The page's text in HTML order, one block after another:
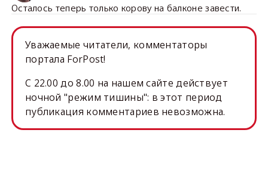
Осталось теперь только корову на балконе завести.
Уважаемые читатели, комментаторы
портала ForPost!
C 22.00 до 8.00 на нашем сайте действует
ночной "режим тишины": в этот период
публикация комментариев невозможна.